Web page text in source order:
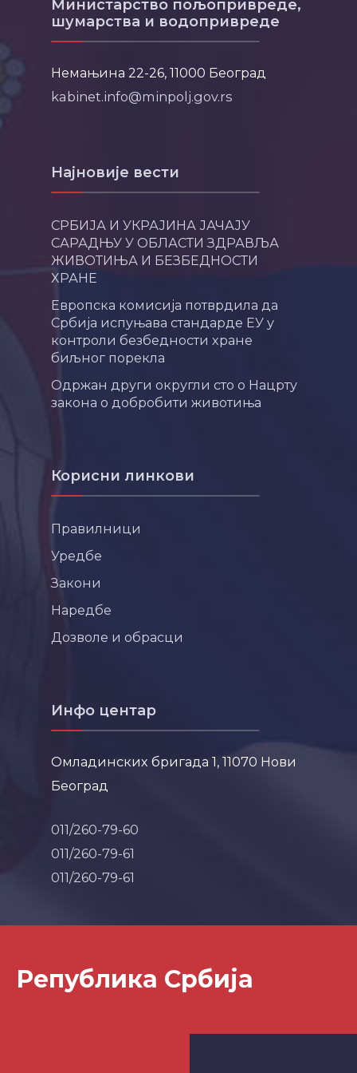
Министарство пољопривреде,
шумарства и водопривреде
Немањина 22-26, 11000 Београд
kabinet.info@minpolj.gov.rs
Најновије вести
СРБИЈА И УКРАЈИНА ЈАЧАЈУ
САРАДЊУ У ОБЛАСТИ ЗДРАВЉА
ЖИВОТИЊА И БЕЗБЕДНОСТИ
ХРАНЕ
Европска комисија потврдила да
Србија испуњава стандарде ЕУ у
контроли безбедности хране
биљног порекла
Одржан други округли сто о Нацрту
закона о добробити животиња
Корисни линкови
Правилници
Уредбе
Закони
Наредбе
Дозволе и обрасци
Инфо центар
Омладинских бригада 1, 11070 Нови
Београд
011/260-79-60
011/260-79-61
011/260-79-61
Република Србија